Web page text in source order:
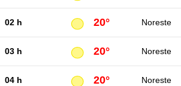
02 h 20° Noreste
03 h 20° Noreste
04 h 20° Noreste